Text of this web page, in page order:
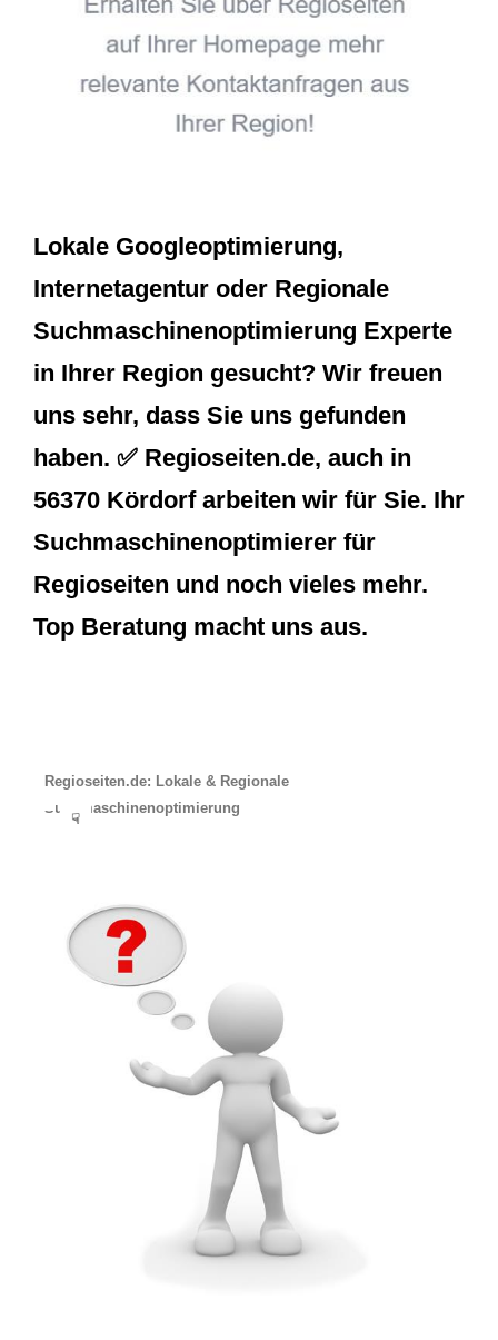
Lokale Googleoptimierung,
Internetagentur oder Regionale
Suchmaschinenoptimierung Experte
in Ihrer Region gesucht? Wir freuen
uns sehr, dass Sie uns gefunden
haben. ✅ Regioseiten.de, auch in
56370 Kördorf arbeiten wir für Sie. Ihr
Suchmaschinenoptimierer für
Regioseiten und noch vieles mehr.
Top Beratung macht uns aus.
Regioseiten.de: Lokale & Regionale
Suchmaschinenoptimierung
☟